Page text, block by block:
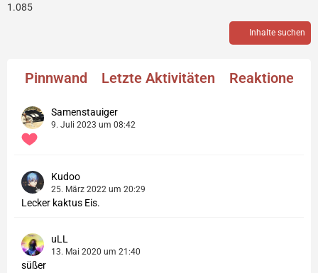
1.085
Inhalte suchen
Pinnwand Letzte Aktivitäten Reaktionen
Samenstauiger
9. Juli 2023 um 08:42
Kudoo
25. März 2022 um 20:29
Lecker kaktus Eis.
uLL
13. Mai 2020 um 21:40
süßer